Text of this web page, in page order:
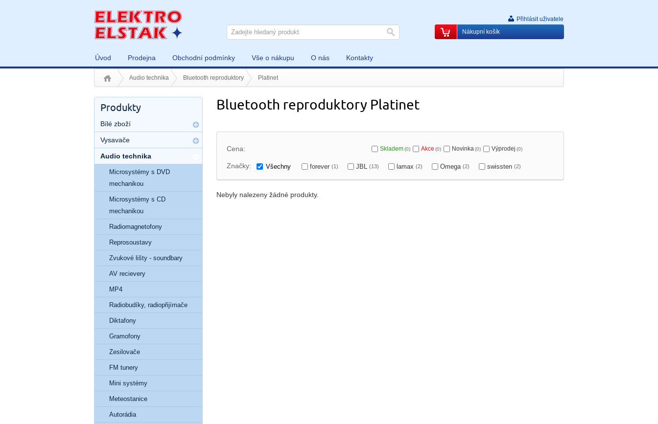
Úvod Prodejna Obchodní podmínky Vše o nákupu O nás Kontakty
Přihlásit uživatele
Nákupní košík
Audio technika Bluetooth reproduktory Platinet
Bluetooth reproduktory Platinet
Cena: Skladem(0) Akce (0) Novinka(0) Výprodej (0)
Značky: Všechny forever (1) JBL (13) lamax (2) Omega (2) swissten (2)
Nebyly nalezeny žádné produkty.
Produkty
Bílé zboží
Vysavače
Audio technika
Microsystémy s DVD
mechanikou
Microsystémy s CD
mechanikou
Radiomagnetofony
Reprosoustavy
Zvukové lišty - soundbary
AV recievery
MP4
Radiobudíky, radiopřijímače
Diktafony
Gramofony
Zesilovače
FM tunery
Mini systémy
Meteostanice
Autorádia